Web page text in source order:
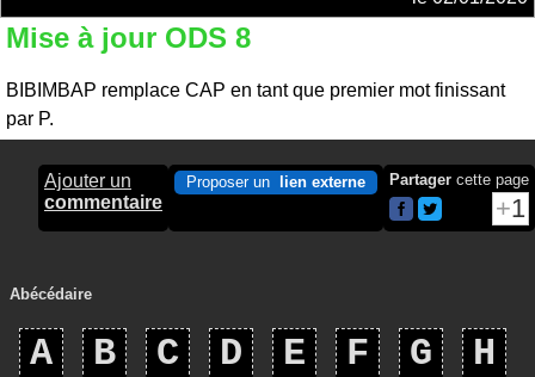
Mise à jour ODS 8
BIBIMBAP remplace CAP en tant que premier mot finissant
par P.
Ajouter un
commentaire
Proposer un lien externe Partager cette page
1
Abécédaire
A B C D E F G
H